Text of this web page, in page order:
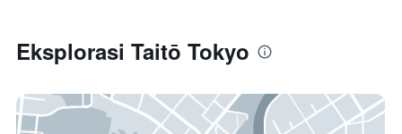
Eksplorasi Taitō Tokyo